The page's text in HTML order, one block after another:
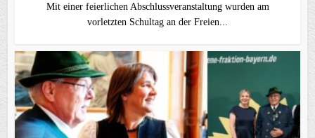
Mit einer feierlichen Abschlussveranstaltung wurden am
vorletzten Schultag an der Freien...